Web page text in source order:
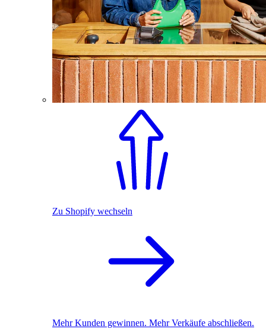
Zu Shopify wechseln
Mehr Kunden gewinnen. Mehr Verkäufe abschließen.